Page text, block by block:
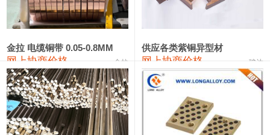
R410A专用紫铜管 113,700—113,700
铸造铝合金锭(A380） 26,300—26,500 26,400 100
铝合金ADC12 24,200—24,400 100
铸造铝合金锭(ZL102) 24,300—24,500 24,400
金拉 电缆铜带 0.05-0.8MM
网上协商价格 金拉
供应各类紫铜异型材
网上协商价格 骏达